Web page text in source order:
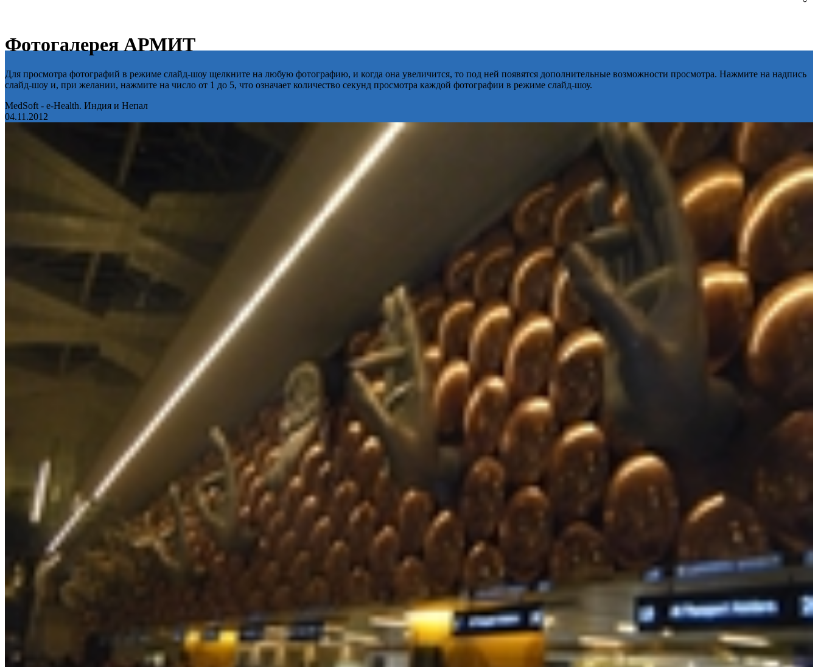
Фотогалерея АРМИТ
Для просмотра фотографий в режиме слайд-шоу щелкните на любую фотографию, и когда она увеличится, то под ней появятся дополнительные возможности просмотра. Нажмите на надпись
слайд-шоу и, при желании, нажмите на число от 1 до 5, что означает количество секунд просмотра каждой фотографии в режиме слайд-шоу.
MedSoft - e-Health. Индия и Непал
04.11.2012